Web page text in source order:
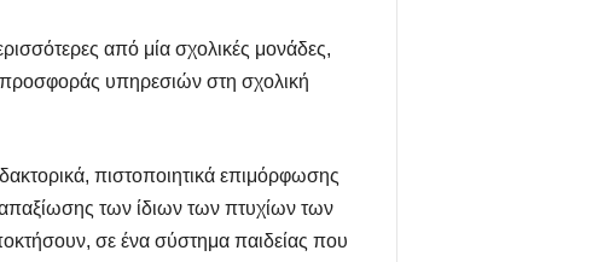
από μία σχολικές μονάδες,
υπηρεσιών στη σχολική
πιστοποιητικά επιμόρφωσης
των ίδιων των πτυχίων των
σε ένα σύστημα παιδείας που